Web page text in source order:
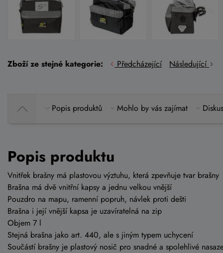
Zboží ze stejné kategorie: Předcházející Následující
Popis produktů Mohlo by vás zajímat
Popis produktu
Vnitřek brašny má plastovou výztuhu, která zpevňuje tvar brašny
Brašna má dvě vnitřní kapsy a jednu velkou vnější
Pouzdro na mapu, ramenní popruh, návlek proti dešti
Brašna i její vnějšíkapsa je uzavíratelná na zip
Objem 7 l
Stejná brašna jako art. 440, ale s jiným typem uchycení
Součástí brašny je plastový nosič pro snadné a spolehlivé